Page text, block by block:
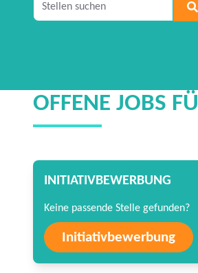
OFFENE JOBS
INITIATIVBEWERBUNG
Keine passende Stelle gefunden?
Initiativbewerbung